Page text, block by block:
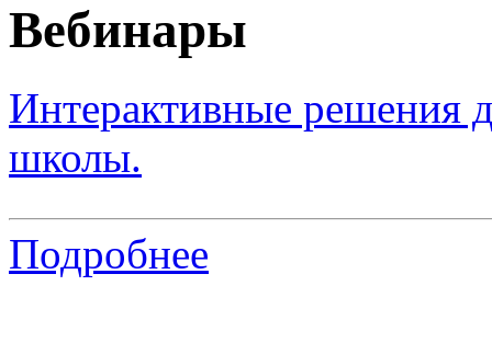
Вебинары
Интерактивные решения
школы.
Подробнее